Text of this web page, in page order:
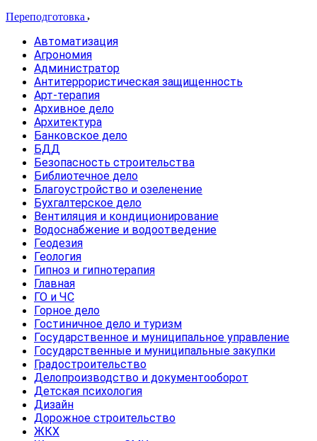
Переподготовка
Автоматизация
Агрономия
Администратор
Антитеррористическая защищенность
Арт-терапия
Архивное дело
Архитектура
Банковское дело
БДД
Безопасность строительства
Библиотечное дело
Благоустройство и озеленение
Бухгалтерское дело
Вентиляция и кондиционирование
Водоснабжение и водоотведение
Геодезия
Геология
Гипноз и гипнотерапия
Главная
ГО и ЧС
Горное дело
Гостиничное дело и туризм
Государственное и муниципальное управление
Государственные и муниципальные закупки
Градостроительство
Делопроизводство и документооборот
Детская психология
Дизайн
Дорожное строительство
ЖКХ